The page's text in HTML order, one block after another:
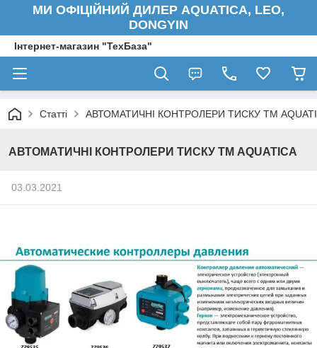
МИ ОФІЦІЙНИЙ ДИЛЕР AQUATICA, LEO,
DONGYIN
Інтернет-магазин "ТехБаза"
Статті АВТОМАТИЧНІ КОНТРОЛЕРИ ТИСКУ ТМ
АВТОМАТИЧНІ КОНТРОЛЕРИ ТИСКУ ТМ AQUATICA
03.03.2021